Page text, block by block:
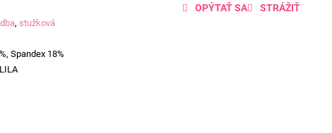
, stužková
Spandex 18%
OPÝTAŤ SA STRÁŽIŤ